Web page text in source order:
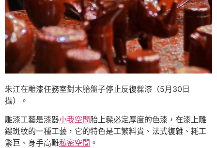
朱江在雕漆任務室對木胎盤子停止反復髹漆（5月30日
攝）。
雕漆工藝是漆器小我空間胎上髹必定厚度的色漆，在漆上雕
鏤斑紋的一種工藝，它的特色是工繁料貴、法式復雜、耗工
繁巨、身手高難私密空間 。